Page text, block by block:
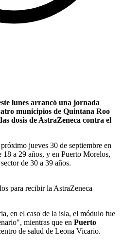
lunes arrancó una jornada
municipios de Quintana Roo
dosis de AstraZeneca contra el
jueves 30 de septiembre en
18 a 29 años, y en Puerto Morelos,
de 30 a 39 años.
para recibir la AstraZeneca
en el caso de la isla, el módulo fue
mientras que en Puerto
de salud de Leona Vicario.